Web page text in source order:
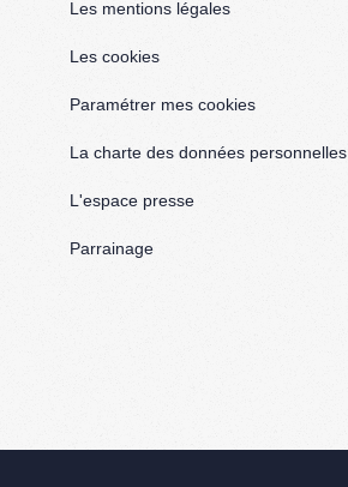
Les mentions légales
Les cookies
Paramétrer mes cookies
La charte des données personnelles
L'espace presse
Parrainage